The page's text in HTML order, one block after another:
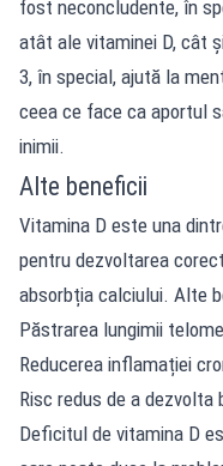
fost neconcludente, în
atât ale vitaminei D, cât
3, în special, ajută la
ceea ce face ca aportul
inimii.
Alte beneficii
Vitamina D este una
pentru dezvoltarea
absorbția calciului. Alte
Păstrarea lungimii
Reducerea inflamației
Risc redus de a dezvolta
Deficitul de vitamina D